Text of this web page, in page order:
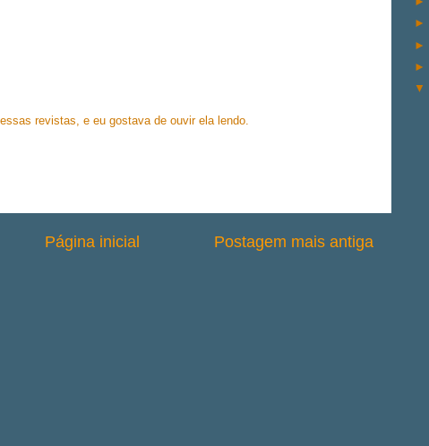
revistas, e eu gostava de ouvir ela lendo.
Postagem mais antiga
Página inicial
►
►
►
▼